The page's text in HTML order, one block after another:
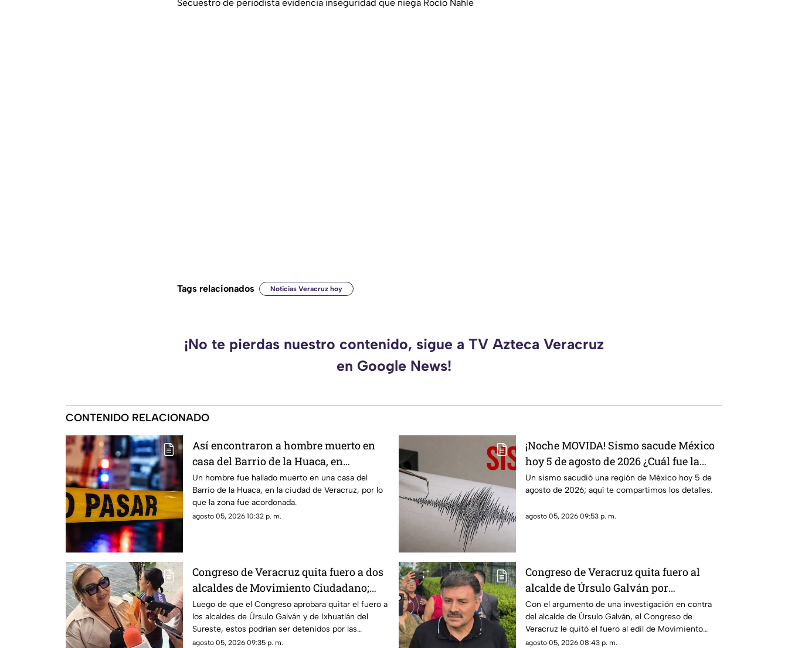
Secuestro de periodista evidencia inseguridad que niega Rocío Nahle
Tags relacionados Noticias Veracruz hoy
¡No te pierdas nuestro contenido, sigue a TV Azteca Veracruz
en Google News!
CONTENIDO RELACIONADO
Así encontraron a hombre muerto en
casa del Barrio de la Huaca, en
Veracruz
Un hombre fue hallado muerto en una casa del
Barrio de la Huaca, en la ciudad de Veracruz, por lo
que la zona fue acordonada.
agosto 05, 2026 10:32 p. m.
¡Noche MOVIDA! Sismo sacude México
hoy 5 de agosto de 2026 ¿Cuál fue la
magnitud?
Un sismo sacudió una región de México hoy 5 de
agosto de 2026; aquí te compartimos los detalles.
agosto 05, 2026 09:53 p. m.
Congreso de Veracruz quita fuero a dos
alcaldes de Movimiento Ciudadano;
podrían ser detenidos
Luego de que el Congreso aprobara quitar el fuero a
los alcaldes de Úrsulo Galván y de Ixhuatlán del
Sureste, estos podrían ser detenidos por las
autoridades. Uno es acusado de desaparición y el
agosto 05, 2026 09:35 p. m.
Congreso de Veracruz quita fuero al
alcalde de Úrsulo Galván por
investigación en su contra ¿De qué lo
acusan?
Con el argumento de una investigación en contra
del alcalde de Úrsulo Galván, el Congreso de
Veracruz le quitó el fuero al edil de Movimiento
Ciudadano.
agosto 05, 2026 08:43 p. m.